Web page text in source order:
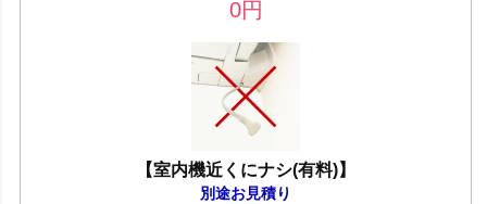
0円
【室内機近くにナシ(有料)】
別途お見積り